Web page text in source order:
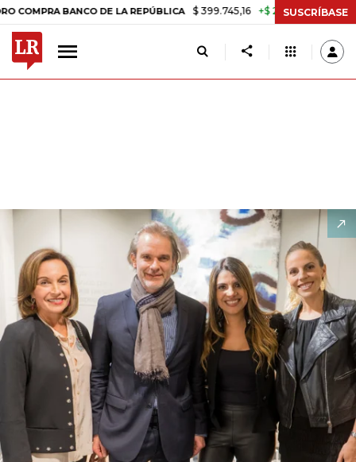
BANCO DE LA REPÚBLICA $ 399.745,16 +$ 2.295,71 +0,58%
SUSCRÍBASE